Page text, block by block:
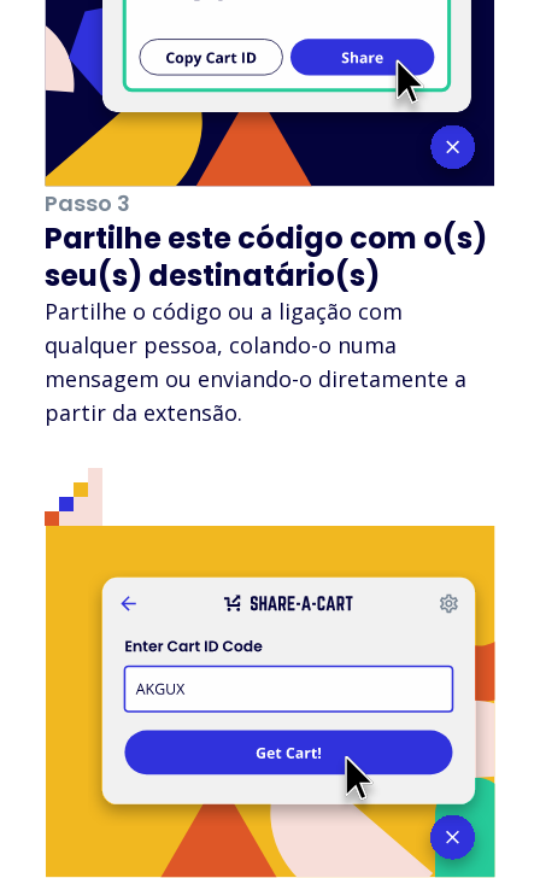
Passo 3
Partilhe este código com o(s)
seu(s) destinatário(s)
Partilhe o código ou a ligação com
qualquer pessoa, colando-o numa
mensagem ou enviando-o diretamente a
partir da extensão.